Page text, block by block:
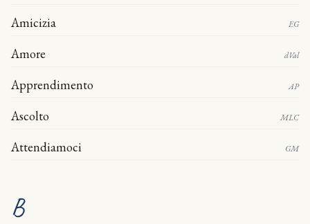
Amicizia EG
Amore dVal
Apprendimento AP
Ascolto MLC
Attendiamoci GM
B